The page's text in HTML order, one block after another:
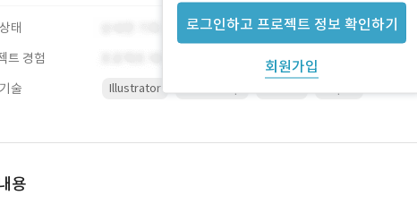
로그인하고 프로젝트 정보 확인하기
회원가입
태
트 경험
술
Illustrator
용